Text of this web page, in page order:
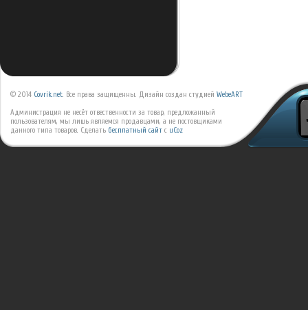
© 2014 Covrik.net. Все права защищенны. Дизайн создан студией WebeART
Администрация не несёт отвественности за товар, предложанный
пользователям, мы лишь являемся продавцами, а не постовщиками
данного типа товаров. Сделать бесплатный сайт с uCoz